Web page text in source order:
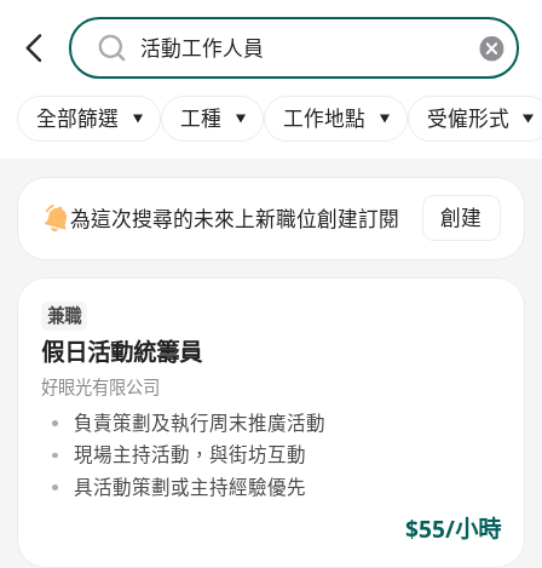
全部篩選 工種 工作地點 受僱形式
為這次搜尋的未來上新職位創建訂閱 創建
兼職
假日活動統籌員
好眼光有限公司
負責策劃及執行周末推廣活動
現場主持活動，與街坊互動
具活動策劃或主持經驗優先
$55/小時